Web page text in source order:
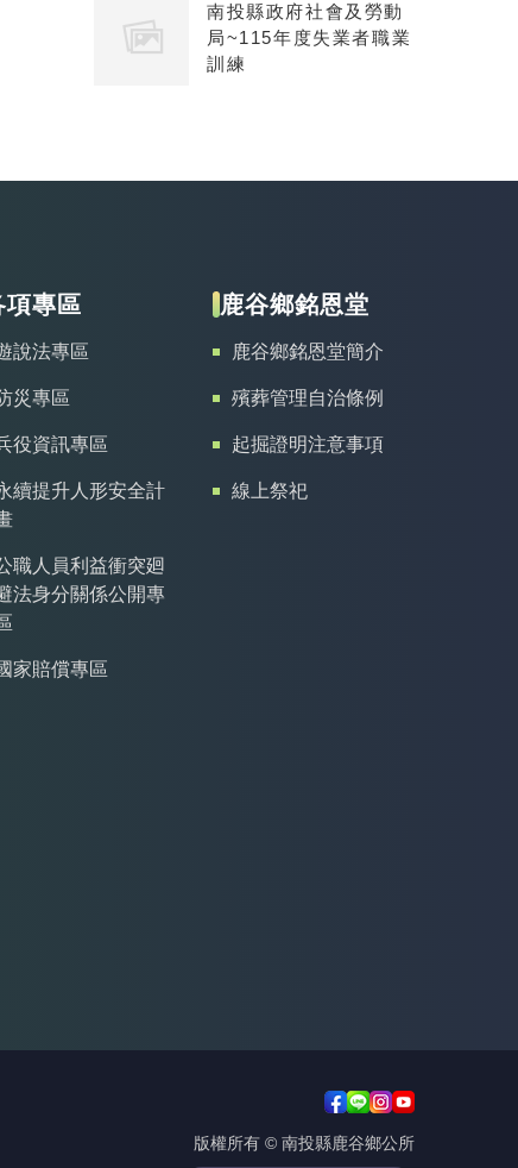
南投縣政府社會及勞動
局~115年度失業者職業
訓練
項專區
說法專區
災專區
役資訊專區
續提升人形安全計
職人員利益衝突廻
法身分關係公開專
家賠償專區
鹿谷鄉銘恩堂
鹿谷鄉銘恩堂簡介
殯葬管理自治條例
起掘證明注意事項
線上祭祀
版權所有 © 南投縣鹿谷鄉公所